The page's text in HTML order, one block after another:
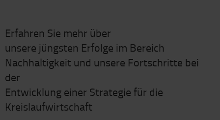
Erfahren Sie mehr über
unsere jüngsten Erfolge im Bereich
Nachhaltigkeit und unsere Fortschritte bei
der
Entwicklung einer Strategie für die
Kreislaufwirtschaft